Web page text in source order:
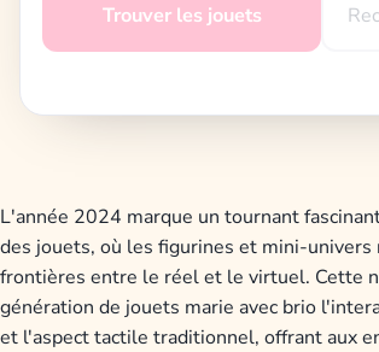
Trouver les jouets
L'année 2024 marque un tournant
des jouets, où les figurines et mini-
frontières entre le réel et le virtuel. Cette
génération de jouets marie avec brio
et l'aspect tactile traditionnel, offrant aux